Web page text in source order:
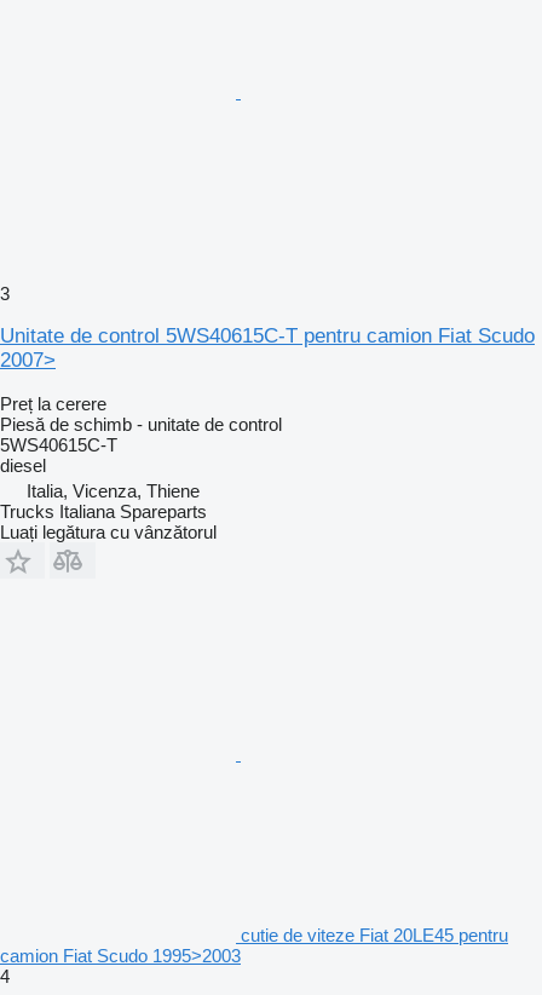
3
Unitate de control 5WS40615C-T pentru camion Fiat Scudo
2007>
Preț la cerere
Piesă de schimb - unitate de control
5WS40615C-T
diesel
Italia, Vicenza, Thiene
Trucks Italiana Spareparts
Luați legătura cu vânzătorul
cutie de viteze Fiat 20LE45 pentru
camion Fiat Scudo 1995>2003
4